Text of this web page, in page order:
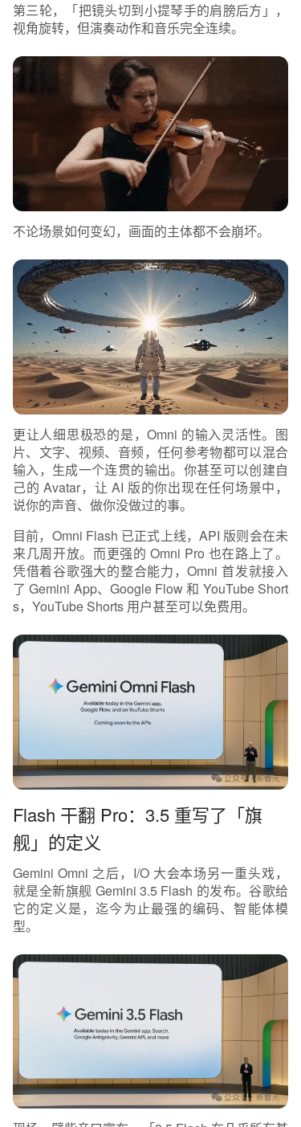
第三轮，「把镜头切到小提琴手的肩膀后方」，
视角旋转，但演奏动作和音乐完全连续。
不论场景如何变幻，画面的主体都不会崩坏。
更让人细思极恐的是，Omni 的输入灵活性。图
片、文字、视频、音频，任何参考物都可以混合
输入，生成一个连贯的输出。你甚至可以创建自
己的 Avatar，让 AI 版的你出现在任何场景中，
说你的声音、做你没做过的事。
目前，Omni Flash 已正式上线，API 版则会在未
来几周开放。而更强的 Omni Pro 也在路上了。
凭借着谷歌强大的整合能力，Omni 首发就接入
了 Gemini App、Google Flow 和 YouTube Short
s，YouTube Shorts 用户甚至可以免费用。
Flash 干翻 Pro：3.5 重写了「旗
舰」的定义
Gemini Omni 之后，I/O 大会本场另一重头戏，
就是全新旗舰 Gemini 3.5 Flash 的发布。谷歌给
它的定义是，迄今为止最强的编码、智能体模
型。